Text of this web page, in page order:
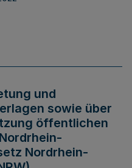
und
sowie über
öffentlichen
Nordrhein-